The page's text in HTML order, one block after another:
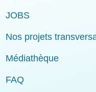
JOBS
Nos projets
Médiathèque
FAQ